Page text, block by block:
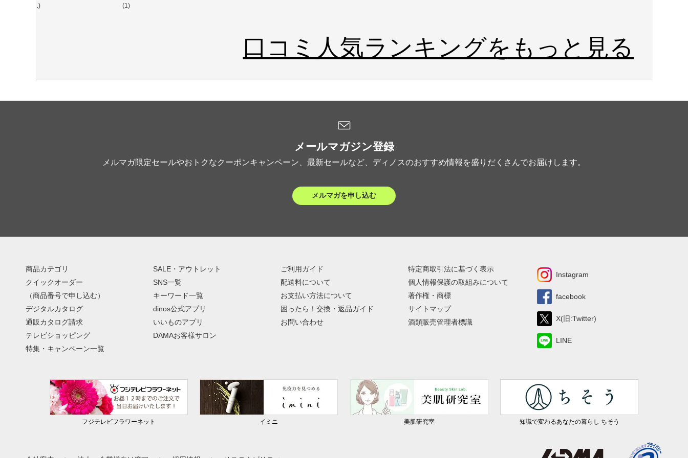
(1) (1)
口コミ人気ランキングをもっと見る
メールマガジン登録
メルマガ限定セールやおトクなクーポンキャンペーン、最新セールなど、ディノスのおすすめ情報を盛りだくさんでお届けします。
メルマガを申し込む
商品カテゴリ
クイックオーダー
（商品番号で申し込む）
デジタルカタログ
通販カタログ請求
テレビショッピング
特集・キャンペーン一覧
SALE・アウトレット
SNS一覧
キーワード一覧
dinos公式アプリ
いいものアプリ
DAMAお客様サロン
ご利用ガイド
配送料について
お支払い方法について
困ったら！交換・返品ガイド
お問い合わせ
特定商取引法に基づく表示
個人情報保護の取組みについて
著作権・商標
サイトマップ
酒類販売管理者標識
Instagram
facebook
X(旧:Twitter)
LINE
フジテレビフラワーネット イミニ 美肌研究室 知識で変わるあなたの暮らし ちそう